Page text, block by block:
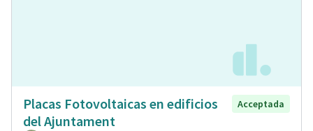
Placas Fotovoltaicas en edificios
del Ajuntament
Acceptada